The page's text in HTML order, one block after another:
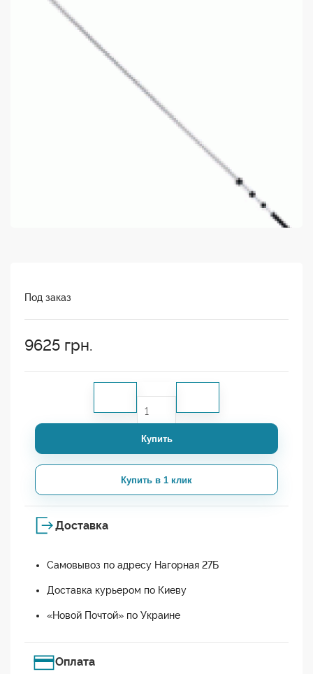
Под заказ
9625 грн.
Купить
Купить в 1 клик
Доставка
Самовывоз по адресу Нагорная 27Б
Доставка курьером по Киеву
«Новой Почтой» по Украине
Оплата